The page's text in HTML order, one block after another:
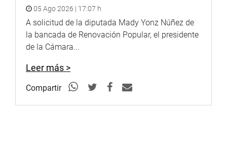
05 Ago 2026 | 17:07 h
A solicitud de la diputada Mady Yonz Núñez de
la bancada de Renovación Popular, el presidente
de la Cámara...
Leer más >
Compartir